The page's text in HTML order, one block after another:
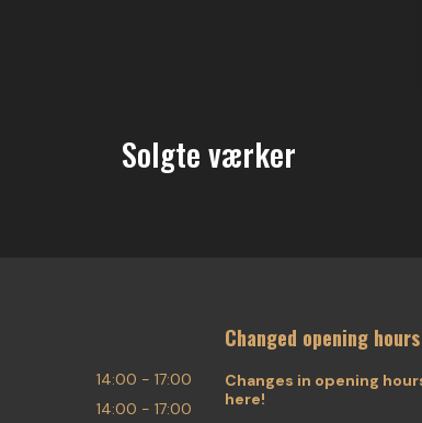
Solgte værker
14:00 - 17:00
14:00 - 17:00
Changed opening hours
Changes in opening
here!